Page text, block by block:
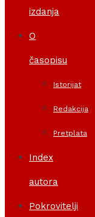
izdanja
O
časopisu
Istorijat
Redakcija
Pretplata
Index
autora
Pokrovitelji